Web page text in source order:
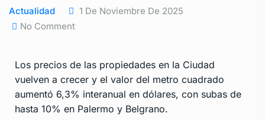
Actualidad
1 De Noviembre De 2025
No Comment
Los precios de las propiedades en la Ciudad
vuelven a crecer y el valor del metro cuadrado
aumentó 6,3% interanual en dólares, con subas de
hasta 10% en Palermo y Belgrano.